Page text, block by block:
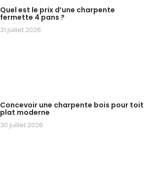
Quel est le prix d’une charpente
fermette 4 pans ?
31 juillet 2026
Concevoir une charpente bois pour toit
plat moderne
30 juillet 2026